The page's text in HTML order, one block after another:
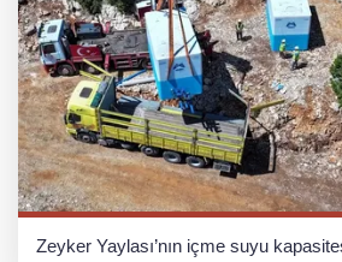
Zeyker Yaylası’nın içme suyu